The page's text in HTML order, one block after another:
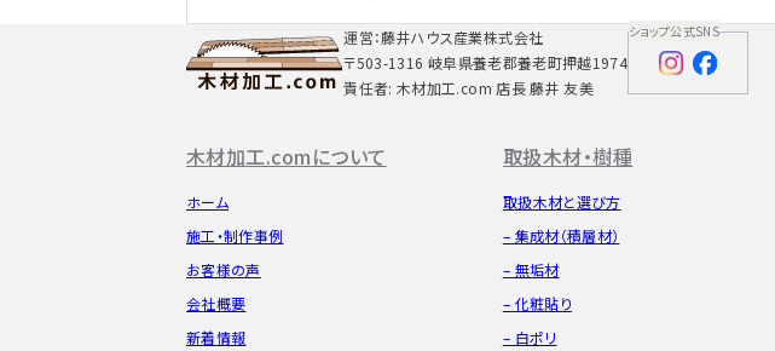
運営：藤井ハウス産業株式会社
〒503-1316 岐阜県養老郡養老町押越1974
責任者: 木材加工.com 店長 藤井 友美
ショップ公式SNS
木材加工.comについて
ホーム
施工・制作事例
お客様の声
会社概要
新着情報
取扱木材・樹種
取扱木材と選び方
– 集成材（積層材）
– 無垢材
– 化粧貼り
– 白ポリ